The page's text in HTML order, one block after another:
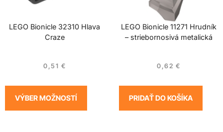
LEGO Bionicle 32310 Hlava
Craze
0,51 €
VÝBER MOŽNOSTÍ
LEGO Bionicle 11271 Hrudník
– striebornosivá metalická
0,62 €
PRIDAŤ DO KOŠÍKA